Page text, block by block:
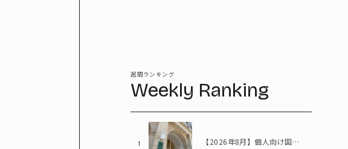
週間ランキング
Weekly Ranking
1 【2026年8月】個人向け国債、固定5年は2%台へ - 変動10年・固定3年は? 100万円購入時の利子も紹介